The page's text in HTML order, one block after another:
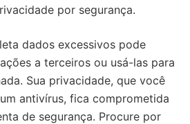
por segurança.
dados excessivos pode
a terceiros ou usá-las para
Sua privacidade, que você
antivírus, fica comprometida
de segurança. Procure por